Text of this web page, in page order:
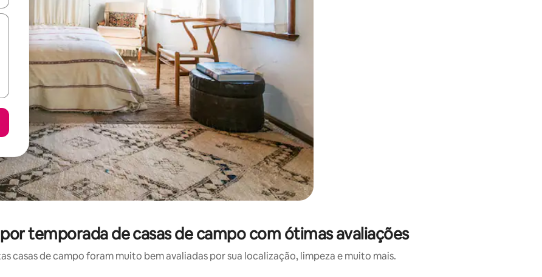
temporada de casas de campo com ótimas avaliações
casas de campo foram muito bem avaliadas por sua localização, limpeza e muito mais.